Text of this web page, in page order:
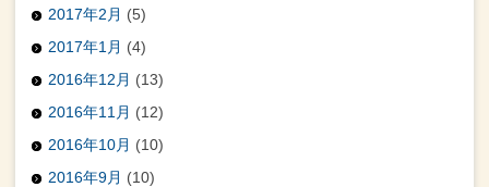
2017年2月 (5)
2017年1月 (4)
2016年12月 (13)
2016年11月 (12)
2016年10月 (10)
2016年9月 (10)